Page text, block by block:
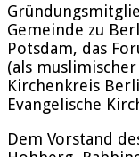
Gemeinde zu
Potsdam, das
(als
Kirchenkreis
Evangelische
Dem Vorstand